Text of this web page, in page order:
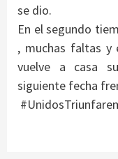
se dio.
En el segundo
, muchas faltas y
vuelve a casa
siguiente fecha